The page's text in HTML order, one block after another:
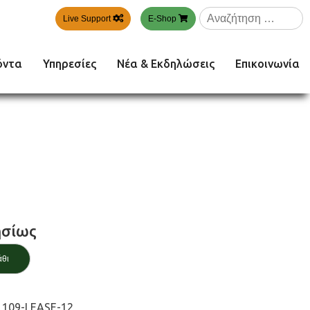
Live Support E-Shop
Αναζήτηση
για:
Υπηρεσίες Νέα & Εκδηλώσεις Επικοινωνία